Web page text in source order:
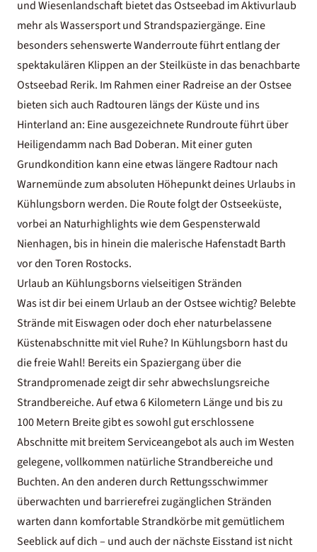
und Wiesenlandschaft bietet das Ostseebad imAktivurlaub
mehr als Wassersport und Strandspaziergänge. Eine
besonders sehenswerte Wanderroute führt entlang der
spektakulären Klippen an der Steilküste in das benachbarte
Ostseebad Rerik. Im Rahmen einerRadreise an der Ostsee
bieten sich auch Radtouren längs der Küste und ins
Hinterland an: Eine ausgezeichnete Rundroute führt über
Heiligendamm nach Bad Doberan. Mit einer guten
Grundkondition kann eine etwas längere Radtour nach
Warnemünde zum absoluten Höhepunkt deines Urlaubs in
Kühlungsborn werden. Die Route folgt der Ostseeküste,
vorbei an Naturhighlights wie dem Gespensterwald
Nienhagen, bis in hinein die malerische Hafenstadt Barth
vor den Toren Rostocks.
Urlaub an Kühlungsborns vielseitigen Stränden
Was ist dir bei einem Urlaub an der Ostseewichtig? Belebte
Strände mit Eiswagen oder doch eher naturbelassene
Küstenabschnitte mit viel Ruhe? In Kühlungsborn hast du
die freie Wahl! Bereits ein Spaziergang über die
Strandpromenade zeigt dir sehr abwechslungsreiche
Strandbereiche. Auf etwa 6 Kilometern Länge und bis zu
100 Metern Breite gibt es sowohl gut erschlossene
Abschnitte mit breitem Serviceangebot als auch im Westen
gelegene, vollkommen natürliche Strandbereiche und
Buchten. An den anderen durch Rettungsschwimmer
überwachten und barrierefrei zugänglichen Stränden
warten dann komfortable Strandkörbe mit gemütlichem
Seeblick auf dich – und auch der nächste Eisstand ist nicht